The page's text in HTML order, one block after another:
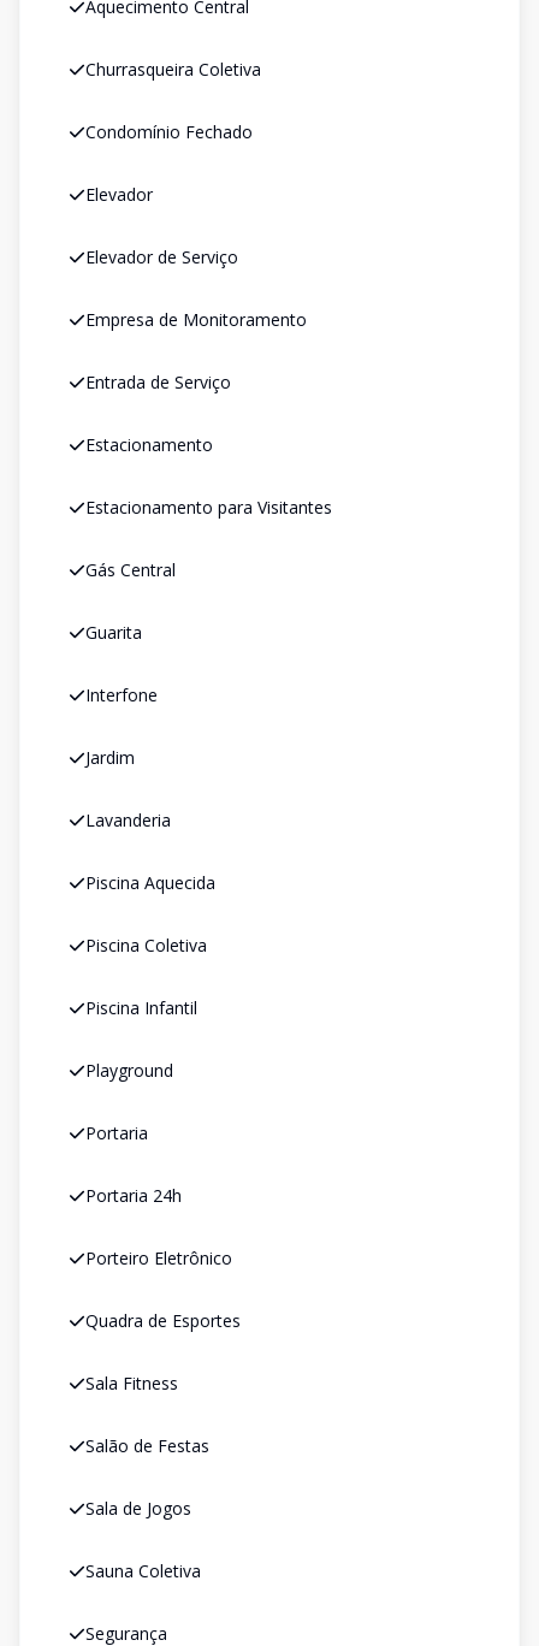
Aquecimento Central
Churrasqueira Coletiva
Condomínio Fechado
Elevador
Elevador de Serviço
Empresa de Monitoramento
Entrada de Serviço
Estacionamento
Estacionamento para Visitantes
Gás Central
Guarita
Interfone
Jardim
Lavanderia
Piscina Aquecida
Piscina Coletiva
Piscina Infantil
Playground
Portaria
Portaria 24h
Porteiro Eletrônico
Quadra de Esportes
Sala Fitness
Salão de Festas
Sala de Jogos
Sauna Coletiva
Segurança